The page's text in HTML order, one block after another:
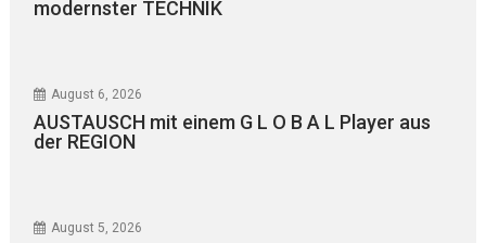
modernster TECHNIK
August 6, 2026
AUSTAUSCH mit einem G L O B A L Player aus
der REGION
August 5, 2026